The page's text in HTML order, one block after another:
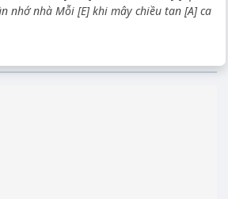
nhớ nhà Mỗi [E] khi mây chiều tan [A] ca